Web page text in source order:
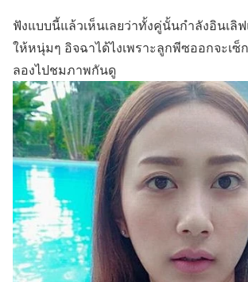
ฟังแบบนี้แล้วเห็นเลยว่าทั้งคู่นั้นกำลังอินเลิ
ให้หนุ่มๆ อิจฉาได้ไงเพราะลูกพีซออกจะเซ็
ลองไปชมภาพกันดู